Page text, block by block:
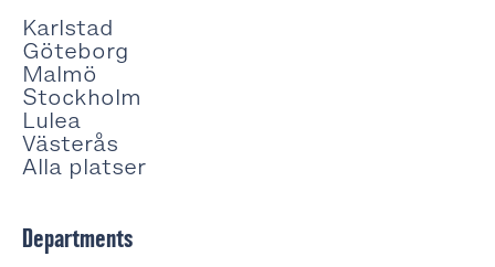
Karlstad
Göteborg
Malmö
Stockholm
Lulea
Västerås
Alla platser
Departments